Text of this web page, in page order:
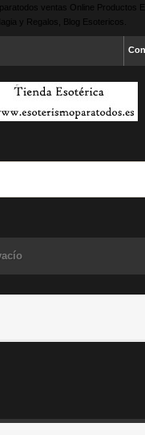
ventas Online Productos
y Regalos, Blog Esotericos.